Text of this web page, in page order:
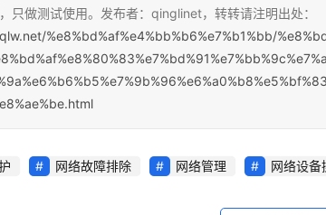
只做测试使用。发布者：qinglinet，转转请注明出处：
%e8%bd%af%e4%bb%b6%e7%b1%bb/
网络故障排除 网络管理 网络设备